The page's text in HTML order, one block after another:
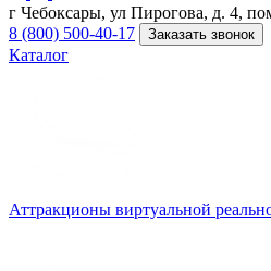
г Чебоксары, ул Пирогова, д. 4,
8 (800) 500-40-17
Заказать звонок
Каталог
Аттракционы виртуальной